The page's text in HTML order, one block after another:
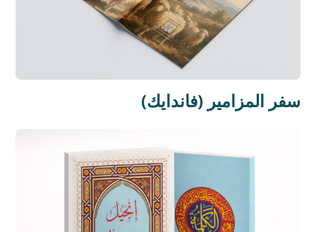
سفر المزامير (فاندايك)